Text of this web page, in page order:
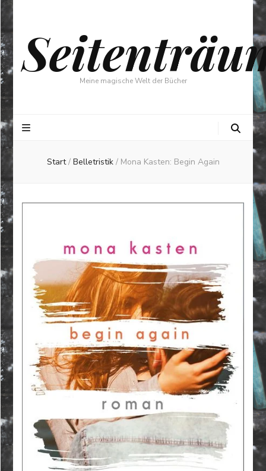
Meine magische Welt der Bücher
Start / Belletristik / Mona Kasten: Begin Again